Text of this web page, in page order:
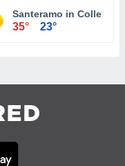
Santeramo in Colle
35° 23°